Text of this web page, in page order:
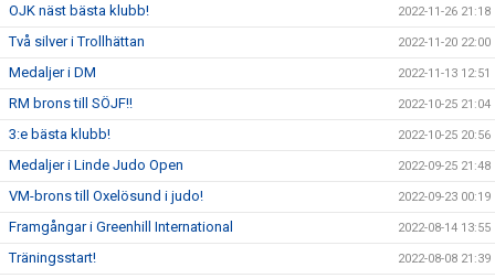
OJK näst bästa klubb! 2022-11-26 21:18
Två silver i Trollhättan 2022-11-20 22:00
Medaljer i DM 2022-11-13 12:51
RM brons till SÖJF!! 2022-10-25 21:04
3:e bästa klubb! 2022-10-25 20:56
Medaljer i Linde Judo Open 2022-09-25 21:48
VM-brons till Oxelösund i judo! 2022-09-23 00:19
Framgångar i Greenhill International 2022-08-14 13:55
Träningsstart! 2022-08-08 21:39